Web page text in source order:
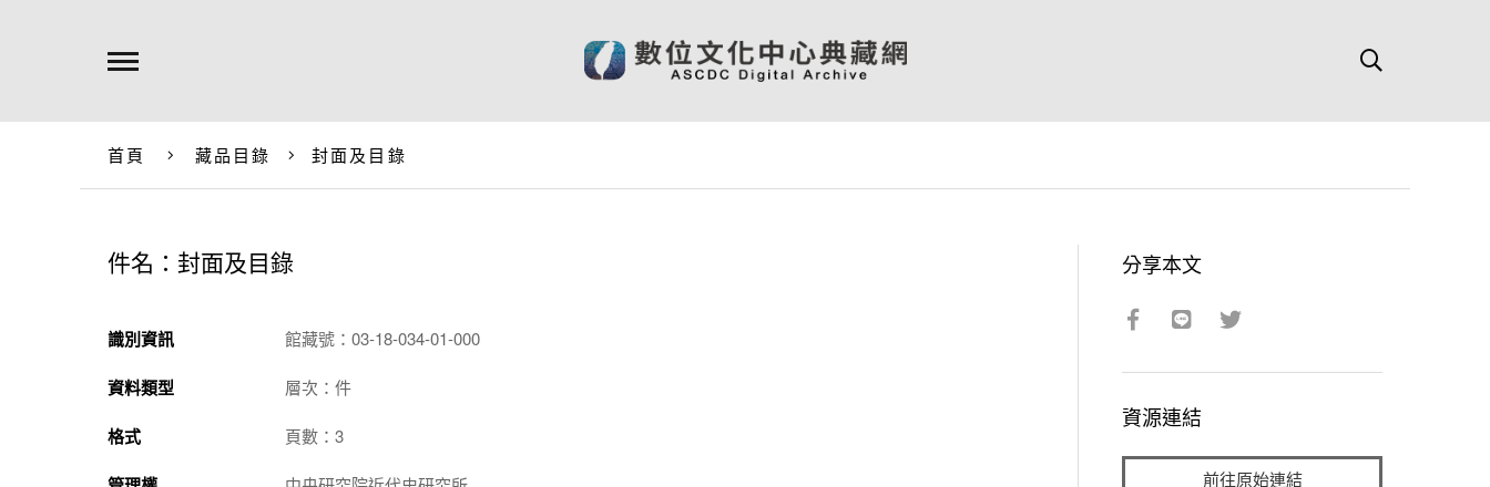
首頁 藏品目錄 封面及目錄
件名：封面及目錄
識別資訊 館藏號：03-18-034-01-000
資料類型 層次：件
格式 頁數：3
分享本文
資源連結
前往原始連結